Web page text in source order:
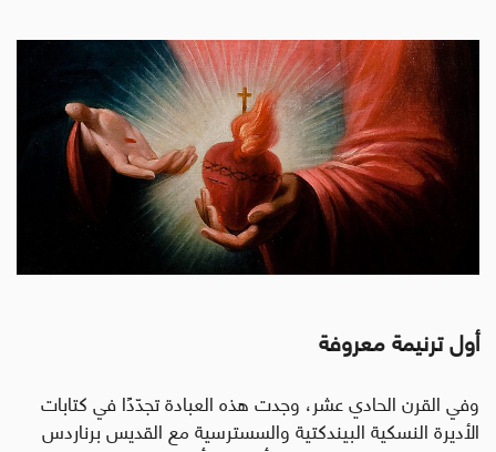
أول ترنيمةمعروفة
وفي القرن الحادي عشر، وجدت هذه العبادة تجدّدًا في كتابات
الأديرة النسكية البيندكتية والسسترسيةمع القديس برناردس